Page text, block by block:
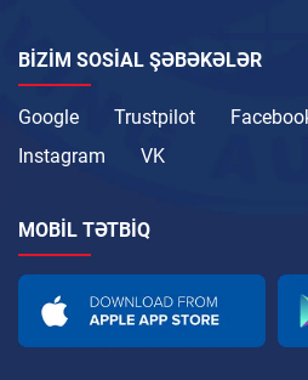
BIZIM SOSIAL ŞƏBƏKƏLƏR
Google Trustpilot
Instagram
VK
MOBIL TƏTBIQ